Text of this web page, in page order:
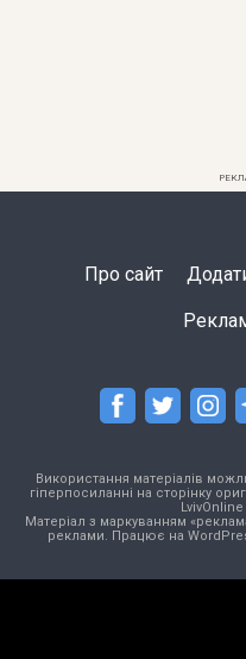
Про сайт
Використання матеріалів
гіперпосиланні на сторінку
Матеріал з маркуванням
реклами. Працює на